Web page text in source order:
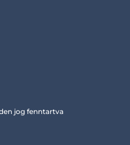
jog fenntartva